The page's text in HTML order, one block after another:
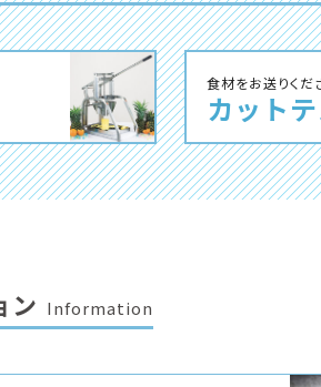
⾷材をお送りくだ
カット
ン Information